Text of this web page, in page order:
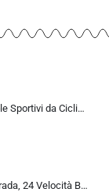
JSTHHTT 2 PCS Occhiali da Sole Sportivi da Ciclismo,Occhiali da bicicletta antivento,occhiali da ciclismo per uomini donne,pr
MU 26 Pollici Bicicletta Della Strada, 24 Velocità Bici, Doppio Freno a Disco, Acciaio Al Carbonio Telaio, Strada Di Corsa…